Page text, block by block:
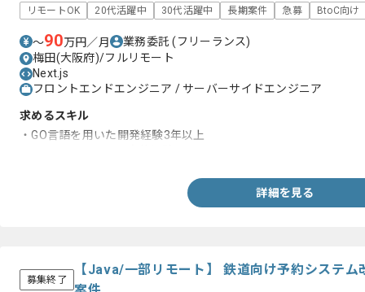
リモートOK 20代活躍中 30代活躍中 長期案件 急募 BtoC向け
〜90万円／月 業務委託(フリーランス)
梅田(大阪府)/フルリモート
Next.js
フロントエンドエンジニア / サーバーサイドエンジニア
求めるスキル
・GO言語を用いた開発経験3年以上
詳細を見る
募集終了
【Java/一部リモート】 鉄道向け予約システム